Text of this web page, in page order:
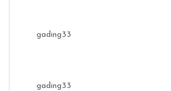
gading33
gading33